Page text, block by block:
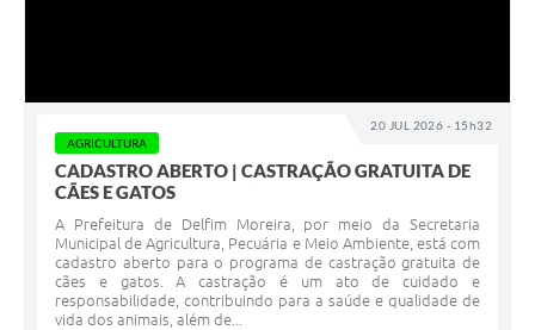
20 JUL 2026 - 15h32
AGRICULTURA
CADASTRO ABERTO | CASTRAÇÃO GRATUITA DE
CÃES E GATOS
A Prefeitura de Delfim Moreira, por meio da Secretaria
Municipal de Agricultura, Pecuária e Meio Ambiente, está com
cadastro aberto para o programa de castração gratuita de
cães e gatos. A castração é um ato de cuidado e
responsabilidade, contribuindo para a saúde e qualidade de
vida dos animais, além de...